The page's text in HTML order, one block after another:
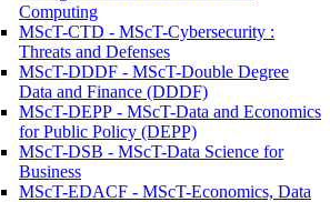
Computing
MScT-CTD - MScT-Cybersecurity :
Threats and Defenses
MScT-DDDF - MScT-Double Degree
Data and Finance (DDDF)
MScT-DEPP - MScT-Data and Economics
for Public Policy (DEPP)
MScT-DSB - MScT-Data Science for
Business
MScT-EDACF - MScT-Economics, Data